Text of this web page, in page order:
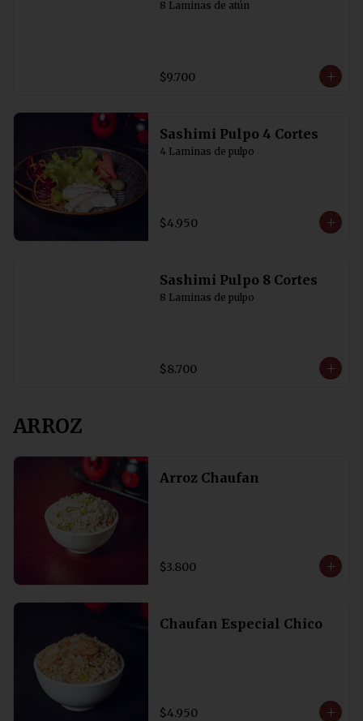
8 Laminas de atún
$9.700
Sashimi Pulpo 4 Cortes
4 Laminas de pulpo
$4.950
Sashimi Pulpo 8 Cortes
8 Laminas de pulpo
$8.700
ARROZ
Arroz Chaufan
$3.800
Chaufan Especial Chico
$4.950